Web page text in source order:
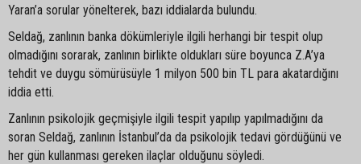
Yaran’a sorular yönelterek, bazı iddialarda bulundu.
Seldağ, zanlının banka dökümleriyle ilgili herhangi bir tespit olup
olmadığını sorarak, zanlının birlikte oldukları süre boyunca Z.A’ya
tehdit ve duygu sömürüsüyle 1 milyon 500 bin TL para akatardığını
iddia etti.
Zanlının psikolojik geçmişiyle ilgili tespit yapılıp yapılmadığını da
soran Seldağ, zanlının İstanbul’da da psikolojik tedavi gördüğünü ve
her gün kullanması gereken ilaçlar olduğunu söyledi.